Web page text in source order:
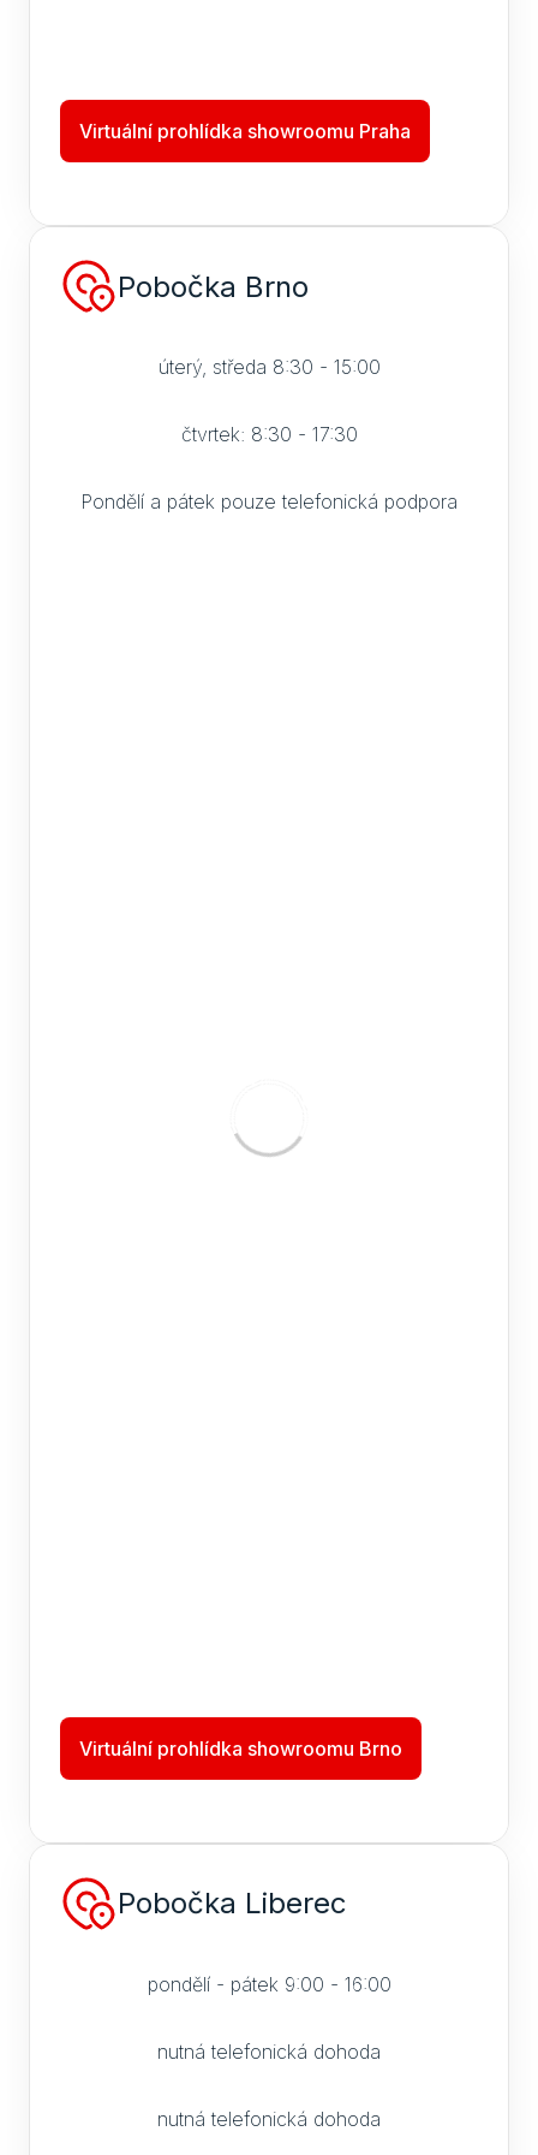
Virtuální prohlídka showroomu Praha
Pobočka Brno
úterý, středa 8:30 - 15:00
čtvrtek: 8:30 - 17:30
Pondělí a pátek pouze telefonická podpora
Virtuální prohlídka showroomu Brno
Pobočka Liberec
pondělí - pátek 9:00 - 16:00
nutná telefonická dohoda
nutná telefonická dohoda